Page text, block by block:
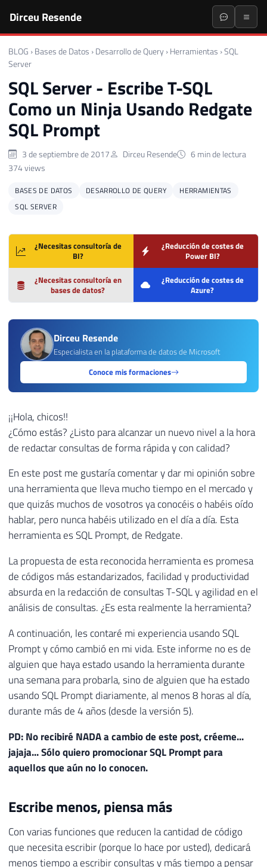
Dirceu Resende
BLOG › Bases de Datos › Desarrollo de Query › Herramientas ›SQL
Server
SQL Server - Escribe T-SQL
Como un Ninja Usando Redgate
SQL Prompt
3 de septiembre de 2017 Dirceu Resende
6 min de lectura
374 views
BASES DE DATOS DESARROLLO DE QUERY
HERRAMIENTAS
SQL SERVER
¿Necesitas consultoría de
BI?
¿Reducción de costes de
Power BI?
¿Necesitas consultoría en
bases de datos?
¿Reducción de costes de
Azure?
Dirceu Resende
Especialista en la plataforma de datos de Microsoft
Conoce mis formaciones
¡¡Hola, chicos!!
¿Cómo estás? ¿Listo para alcanzar un nuevo nivel a la hora
de redactar consultas de forma rápida y con calidad?
En este post me gustaría comentar y dar mi opinión sobre
una herramienta que lleva mucho tiempo en el mercado y
que quizás muchos de vosotros ya conocéis o habéis oído
hablar, pero nunca habéis utilizado en el día a día. Esta
herramienta es SQL Prompt, de Redgate.
La propuesta de esta reconocida herramienta es promesa
de códigos más estandarizados, facilidad y productividad
absurda en la redacción de consultas T-SQL y agilidad en el
análisis de consultas. ¿Es esta realmente la herramienta?
A continuación, les contaré mi experiencia usando SQL
Prompt y cómo cambió en mi vida. Este informe no es de
alguien que haya estado usando la herramienta durante
una semana para probarla, sino de alguien que ha estado
usando SQL Prompt diariamente, al menos 8 horas al día,
durante más de 4 años (desde la versión 5).
PD: No recibiré NADA a cambio de este post, créeme...
jajaja... Sólo quiero promocionar SQL Prompt para
aquellos que aún no lo conocen.
Escribe menos, piensa más
Con varias funciones que reducen la cantidad de código
que necesita escribir (porque lo hace por usted), dedicará
menos tiempo a escribir consultas y más tiempo a pensar